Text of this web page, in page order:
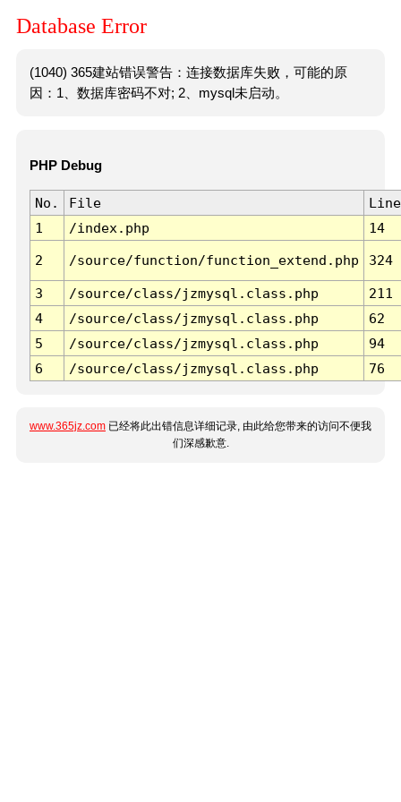
Database Error
(1040) 365建站错误警告：连接数据库失败，可能的原
因：1、数据库密码不对; 2、mysql未启动。
PHP Debug
No. File
Line
1
/index.php 14
2 /source/function/function_extend.php 324
3 /source/class/jzmysql.class.php
211
4
/source/class/jzmysql.class.php
62
5
/source/class/jzmysql.class.php
94
6
/source/class/jzmysql.class.php 76
www.365jz.com 已经将此出错信息详细记录, 由此给您带来的访问不便我
们深感歉意.